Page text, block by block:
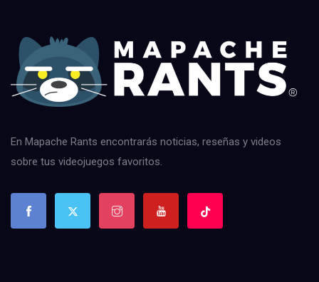
En Mapache Rants encontrarás noticias, reseñas y videos
sobre tus videojuegos favoritos.